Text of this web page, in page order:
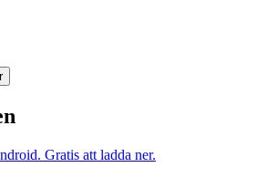
Gratis att ladda ner.